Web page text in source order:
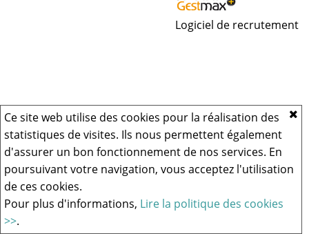
Ce site web utilise des cookies pour la réalisation des
statistiques de visites. Ils nous permettent également
d'assurer un bon fonctionnement de nos services. En
poursuivant votre navigation, vous acceptez l'utilisation
de ces cookies.
Pour plus d'informations, Lire la politique des cookies
>>.
Logiciel de recrutement